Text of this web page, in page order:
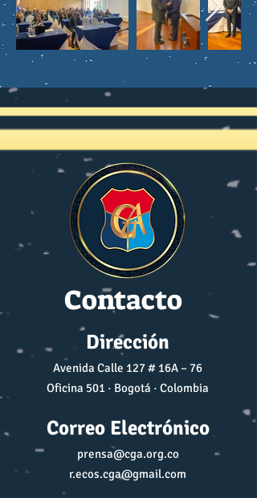
Contacto
Dirección
Avenida Calle 127 # 16A – 76
Oficina 501 · Bogotá · Colombia
Correo Electrónico
prensa@cga.org.co
r.ecos.cga@gmail.com